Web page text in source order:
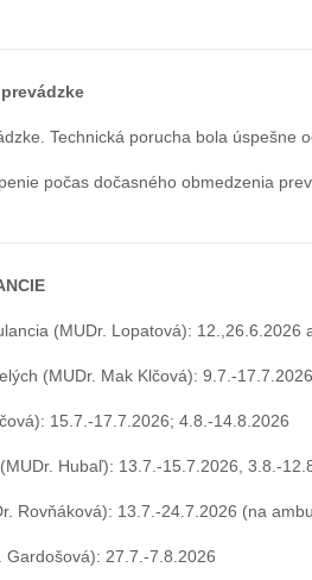
Technická porucha bola
počas dočasného obmedzenia
(MUDr. Lopatová): 12.,26.6.2026
(MUDr. Mak Klčová): 9.7.-
15.7.-17.7.2026; 4.8.-14.8.2026
Hubaľ): 13.7.-15.7.2026, 3.8.-
Rovňáková): 13.7.-24.7.2026 (na
Gardošová): 27.7.-7.8.2026